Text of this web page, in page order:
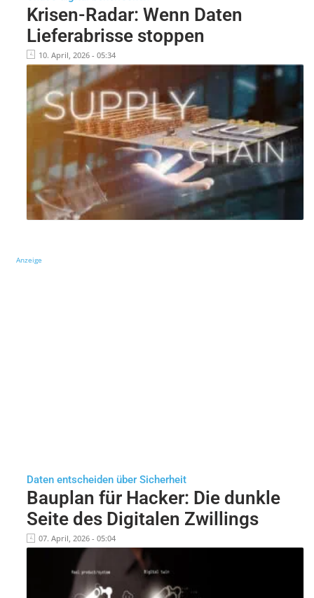
Krisen-Radar: Wenn Daten
Lieferabrisse stoppen
10. April, 2026 - 05:34
Anzeige
Daten entscheiden über Sicherheit
Bauplan für Hacker: Die dunkle
Seite des Digitalen Zwillings
07. April, 2026 - 05:04